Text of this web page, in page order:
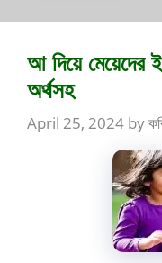
আ দিয়ে মেয়েদের
অর্থসহ
April 25, 2024 by